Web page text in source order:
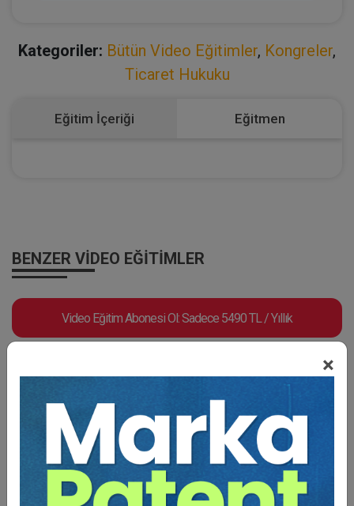
×
Kategoriler: Bütün Video Eğitimler, Kongreler,
Ticaret Hukuku
Eğitim İçeriği Eğitmen
BENZER VIDEO EĞITIMLER
Video Eğitim Abonesi Ol: Sadece 5490 TL / Yıllık